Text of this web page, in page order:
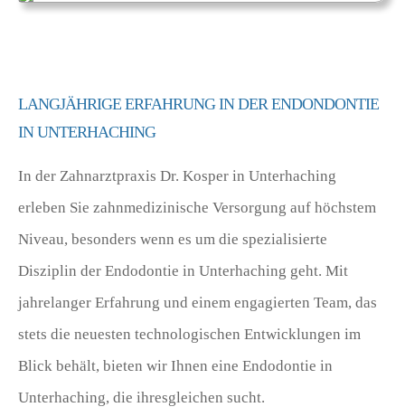
LANGJÄHRIGE ERFAHRUNG IN DER ENDONDONTIE
IN UNTERHACHING
In der Zahnarztpraxis Dr. Kosper in Unterhaching
erleben Sie zahnmedizinische Versorgung auf höchstem
Niveau, besonders wenn es um die spezialisierte
Disziplin der Endodontie in Unterhaching geht. Mit
jahrelanger Erfahrung und einem engagierten Team, das
stets die neuesten technologischen Entwicklungen im
Blick behält, bieten wir Ihnen eine Endodontie in
Unterhaching, die ihresgleichen sucht.